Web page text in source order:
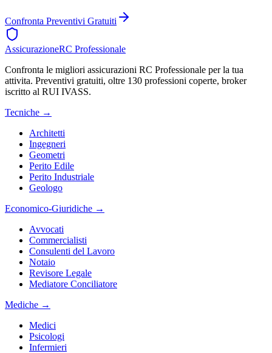
Confronta Preventivi Gratuiti
AssicurazioneRC Professionale
Confronta le migliori assicurazioni RC Professionale per la tua
attivita. Preventivi gratuiti, oltre 130 professioni coperte, broker
iscritto al RUI IVASS.
Tecniche →
Architetti
Ingegneri
Geometri
Perito Edile
Perito Industriale
Geologo
Economico-Giuridiche →
Avvocati
Commercialisti
Consulenti del Lavoro
Notaio
Revisore Legale
Mediatore Conciliatore
Mediche →
Medici
Psicologi
Infermieri